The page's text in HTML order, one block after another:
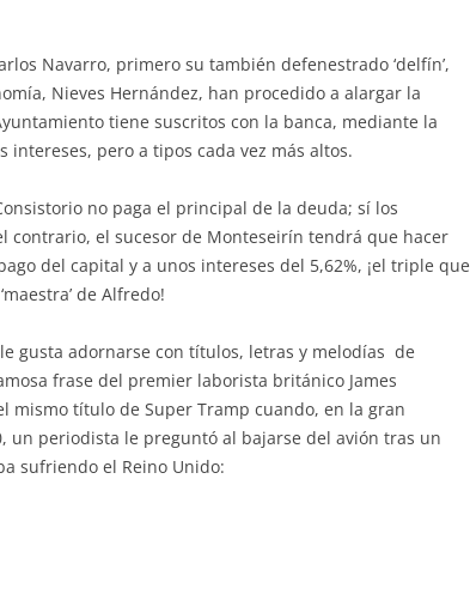
Navarro, primero su también defenestrado ‘delfín’,
Nieves Hernández, han procedido a alargar la
tiene suscritos con la banca, mediante la
pero a tipos cada vez más altos.
no paga el principal de la deuda; sí los
contrario, el sucesor de Monteseirín tendrá que hacer
del capital y a unos intereses del 5,62%, ¡el triple que
de Alfredo!
gusta adornarse con títulos, letras y melodías de
frase del premier laborista británico James
mismo título de Super Tramp cuando, en la gran
un periodista le preguntó al bajarse del avión tras un
sufriendo el Reino Unido: